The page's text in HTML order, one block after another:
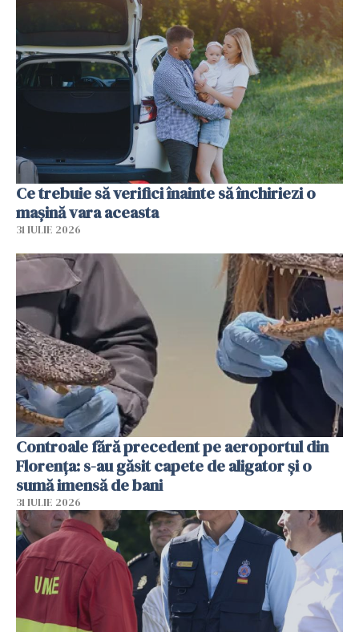
Ce trebuie să verifici înainte să închiriezi o
mașină vara aceasta
31 IULIE 2026
Controale fără precedent pe aeroportul din
Florența: s-au găsit capete de aligator și o
sumă imensă de bani
31 IULIE 2026